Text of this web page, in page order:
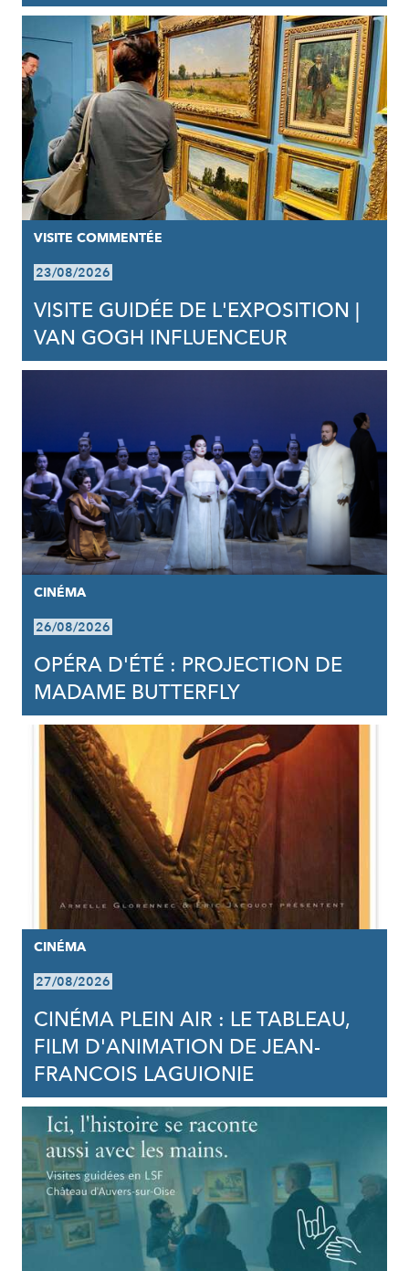
VISITE COMMENTÉE
23/08/2026
VISITE GUIDÉE DE L'EXPOSITION |
VAN GOGH INFLUENCEUR
CINÉMA
26/08/2026
OPÉRA D'ÉTÉ : PROJECTION DE
MADAME BUTTERFLY
CINÉMA
27/08/2026
CINÉMA PLEIN AIR : LE TABLEAU,
FILM D'ANIMATION DE JEAN-
FRANCOIS LAGUIONIE